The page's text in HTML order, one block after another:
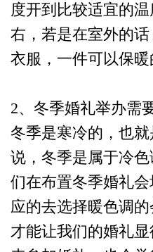
度开到比较适宜的
右，若是在室外的
衣服，一件可以保暖
2、冬季婚礼举办需
冬季是寒冷的，也
说，冬季是属于冷
们在布置冬季婚礼
应的去选择暖色调
才能让我们的婚礼